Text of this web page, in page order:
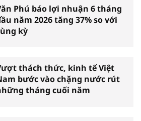
Phú báo lợi nhuận 6 tháng
năm 2026 tăng 37% so với
kỳ
thách thức, kinh tế Việt
bước vào chặng nước rút
tháng cuối năm